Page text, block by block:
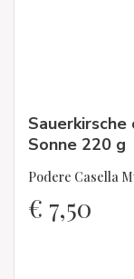
Sonne 220 g
Podere Casella
€ 7,50